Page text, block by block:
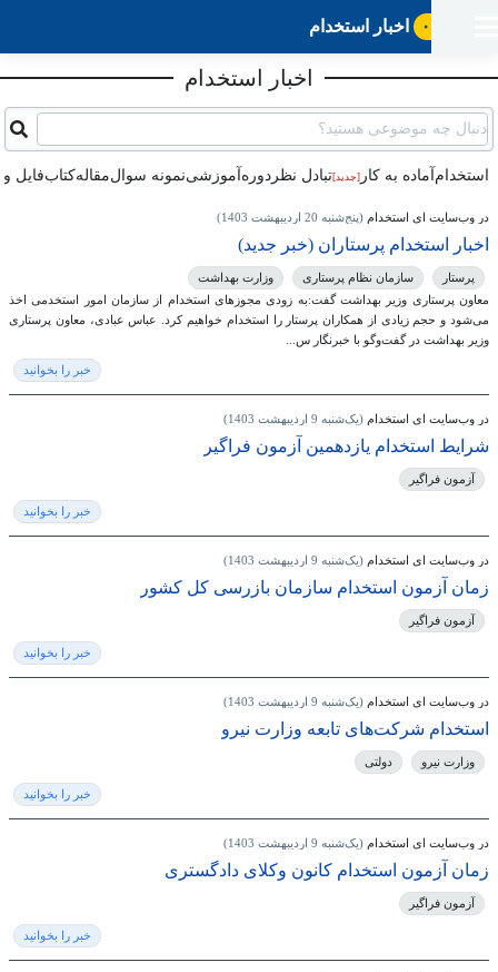
به
کار
ثبت
رزومه
به
ثبت
آگهی
استخدام
شده‌ها
تبادل
نظر
ارتقای
شغلی
دوره
مقاله
فایل‌و‌قالب
نرم‌افزار
اخبار
بلاگ
کارپیشه
جستجوی
(رزومه)
کارفرمایان
اخبار استخدام
اخبار استخدام
دنبال چه موضوعی هستید؟
استخدام آماده به کار [جدید]تبادل‌ نظر دوره‌آموزشینمونه سوالمقالهکتابفایل
در وب‌سایت ای استخدام (پنج‌شنبه 20 اردیبهشت 1403)
اخبار استخدام پرستاران (خبر جدید)
پرستار سازمان نظام پرستاری
وزارت بهداشت
معاون پرستاری وزیر بهداشت گفت:به زودی مجوزهای استخدام از سازمان امور استخدمی اخذ
می‌شود و حجم زیادی از همکاران پرستار را استخدام خواهیم کرد. عباس عبادی، معاون پرستاری
وزیر بهداشت در گفت‌وگو با خبرنگار س...
خبر را بخوانید
در وب‌سایت ای استخدام (یک‌شنبه 9 اردیبهشت 1403)
شرایط استخدام یازدهمین آزمون فراگیر
آزمون فراگیر
خبر را بخوانید
در وب‌سایت ای استخدام (یک‌شنبه 9 اردیبهشت 1403)
زمان آزمون استخدام سازمان بازرسی کل کشور
آزمون فراگیر
خبر را بخوانید
در وب‌سایت ای استخدام (یک‌شنبه 9 اردیبهشت 1403)
استخدام شرکت‌های تابعه وزارت نیرو
وزارت نیرو دولتی
خبر را بخوانید
در وب‌سایت ای استخدام (یک‌شنبه 9 اردیبهشت 1403)
زمان آزمون استخدام کانون وکلای دادگستری
آزمون فراگیر
خبر را بخوانید